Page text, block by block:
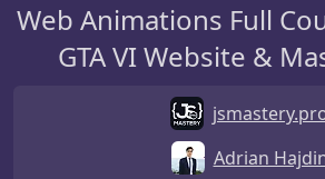
Web Animations Full
GTA VI Website &
Adrian